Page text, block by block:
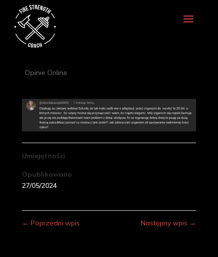
Opinie Online
Umiejętności
Opublikowano
27/05/2024
← Poprzedni wpis Następny wpis →